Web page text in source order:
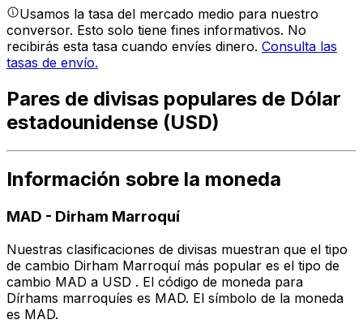
Usamos la tasa del mercado medio para nuestro
conversor. Esto solo tiene fines informativos. No
recibirás esta tasa cuando envíes dinero. Consulta las
tasas de envío.
Pares de divisas populares de Dólar
estadounidense (USD)
Información sobre la moneda
MAD - Dirham Marroquí
Nuestras clasificaciones de divisas muestran que el tipo
de cambio Dirham Marroquí más popular es el tipo de
cambio MAD a USD . El código de moneda para
Dírhams marroquíes es MAD. El símbolo de la moneda
es MAD.